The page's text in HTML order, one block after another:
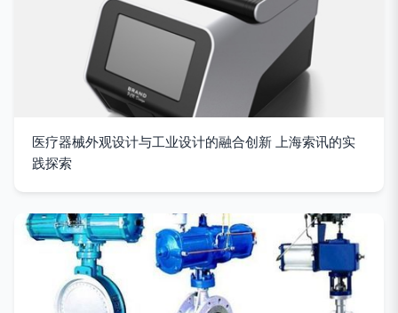
医疗器械外观设计与工业设计的融合创新 上海索讯的实
践探索